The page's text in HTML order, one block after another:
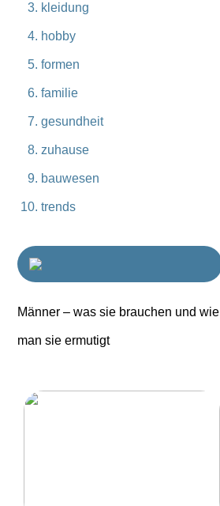
kleidung
hobby
formen
familie
gesundheit
zuhause
bauwesen
trends
Männer – was sie brauchen und wie
man sie ermutigt